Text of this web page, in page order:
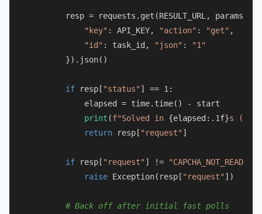
        resp = requests.get(RESULT_URL, params={
"key" : API_KEY, "action" : "get" ,
"id" : task_id, "json" :
"1"
        }).json()
if resp[ "status" ] == 1 :
            elapsed = time.time() - start
print (f"Solved in {elapsed: .1f}s (
return resp[ "request" ]
if resp[ "request" ] != "CAPCHA_NOT_READY"
raise Exception(resp[ "request" ])
# Back off after initial fast polls